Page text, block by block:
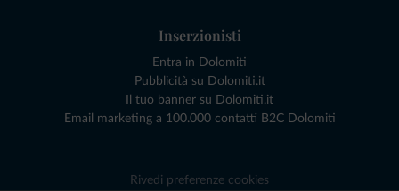
Inserzionisti
Entra in Dolomiti
Pubblicità su Dolomiti.it
Il tuo banner su Dolomiti.it
Email marketing a 100.000 contatti B2C Dolomiti
Rivedi preferenze cookies